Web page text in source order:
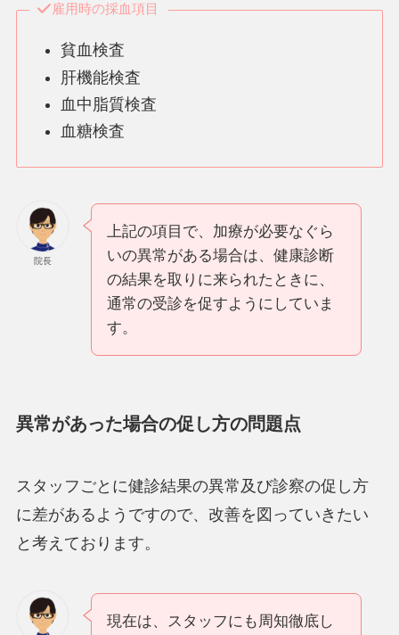
雇用時の採血項目
貧血検査
肝機能検査
血中脂質検査
血糖検査
院長
上記の項目で、加療が必要なぐら
いの異常がある場合は、健康診断
の結果を取りに来られたときに、
通常の受診を促すようにしていま
す。
異常があった場合の促し方の問題点
スタッフごとに健診結果の異常及び診察の促し方
に差があるようですので、改善を図っていきたい
と考えております。
現在は、スタッフにも周知徹底し